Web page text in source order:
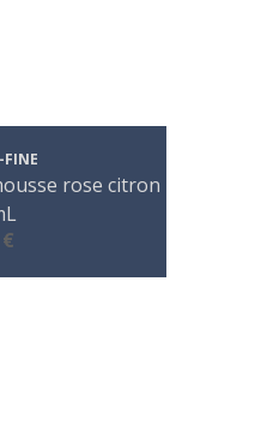
FINE
rose citron